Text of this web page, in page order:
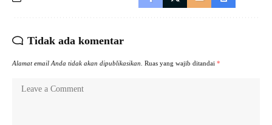
Tidak ada komentar
Alamat email Anda tidak akan dipublikasikan. Ruas yang wajib ditandai *